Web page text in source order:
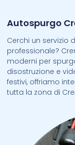
Autospurgo
Cerchi un servizio
professionale?
moderni per
disostruzione e
festivi, offriamo
tutta la zona di